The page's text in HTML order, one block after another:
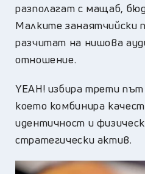
разполагат с мащаб,
Малките занаятчийски
разчитат на нишова
отношение.
YEAH! избира трети
което комбинира
идентичност и
стратегически актив.